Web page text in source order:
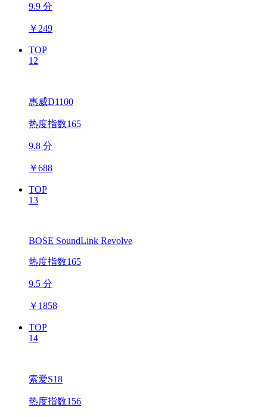
9.9 分
￥ 249
TOP
12
惠威D1100
热度指数165
9.8 分
￥688
TOP
13
BOSE SoundLink Revolve
热度指数165
9.5 分
￥ 1858
TOP
14
索爱S18
热度指数156